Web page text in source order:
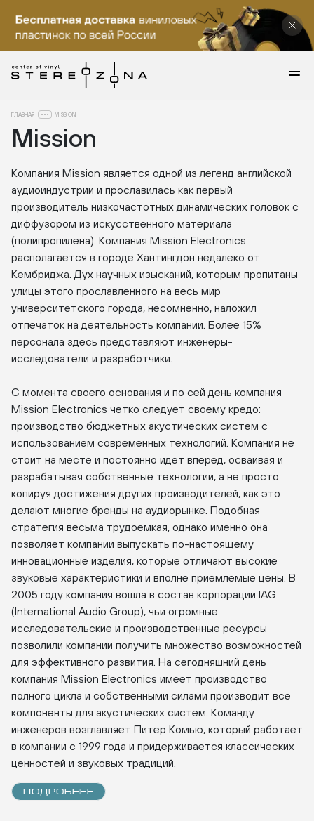
ГЛАВНАЯ MISSION
Mission
Компания Mission является одной из легенд английской
аудиоиндустрии и прославилась как первый
производитель низкочастотных динамических головок с
диффузором из искусственного материала
(полипропилена). Компания Mission Electronics
располагается в городе Хантингдон недалеко от
Кембриджа. Дух научных изысканий, которым пропитаны
улицы этого прославленного на весь мир
университетского города, несомненно, наложил
отпечаток на деятельность компании. Более 15%
персонала здесь представляют инженеры-
исследователи и разработчики.
С момента своего основания и по сей день компания
Mission Electronics четко следует своему кредо:
производство бюджетных акустических систем с
использованием современных технологий. Компания не
стоит на месте и постоянно идет вперед, осваивая и
разрабатывая собственные технологии, а не просто
копируя достижения других производителей, как это
делают многие бренды на аудиорынке. Подобная
стратегия весьма трудоемкая, однако именно она
позволяет компании выпускать по-настоящему
инновационные изделия, которые отличают высокие
звуковые характеристики и вполне приемлемые цены. В
2005 году компания вошла в состав корпорации IAG
(International Audio Group), чьи огромные
исследовательские и производственные ресурсы
позволили компании получить множество возможностей
для эффективного развития. На сегодняшний день
компания Mission Electronics имеет производство
полного цикла и собственными силами производит все
компоненты для акустических систем. Команду
инженеров возглавляет Питер Комью, который работает
в компании с 1999 года и придерживается классических
ценностей и звуковых традиций.
ПОДРОБНЕЕ